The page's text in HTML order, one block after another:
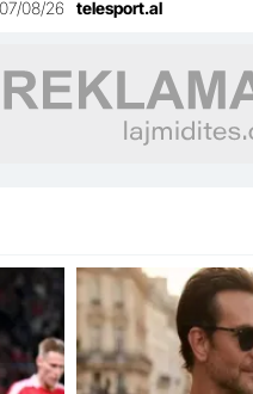
07/08/26 telesport.al